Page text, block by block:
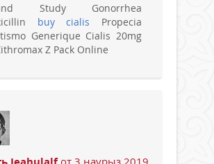
Study Gonorrhea
buy cialis Propecia
Generique Cialis 20mg
Z Pack Online
Jeahulalfот 3 наурыз 2019